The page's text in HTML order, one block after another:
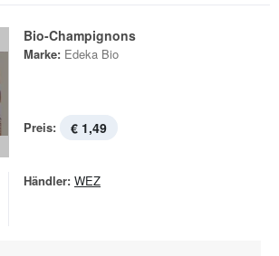
Bio-Champignons
Marke: Edeka Bio
Preis: € 1,49
Händler: WEZ